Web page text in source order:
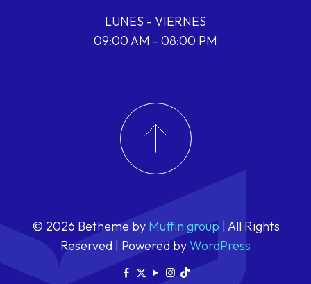
LUNES - VIERNES
09:00 AM - 08:00 PM
© 2026 Betheme by Muffin group | All Rights
Reserved | Powered byWordPress